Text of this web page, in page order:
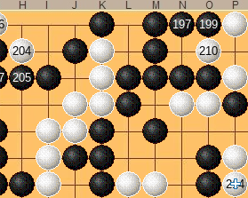
197 199
204
205
210
214